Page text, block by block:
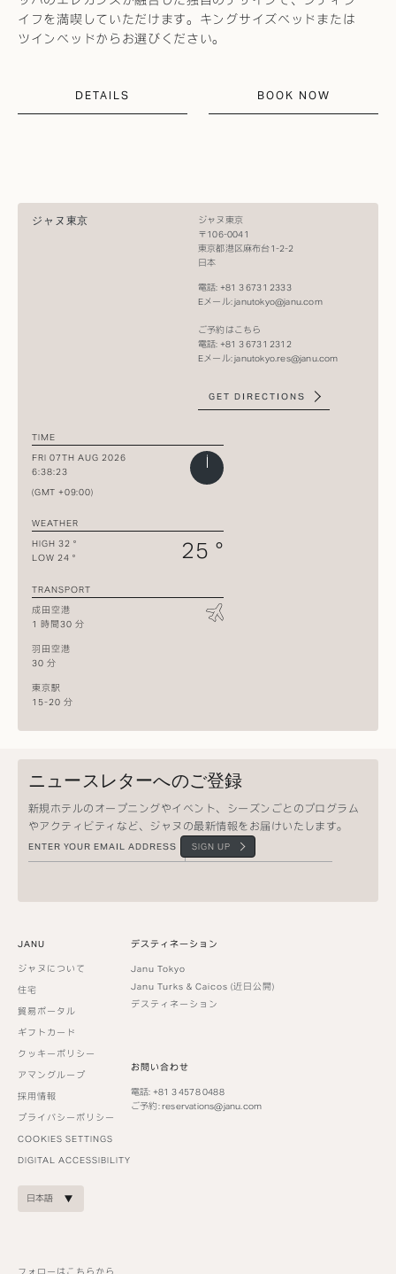
イフを満喫していただけます。キングサイズベッドまたは
ツインベッドからお選びください。
DETAILS BOOK NOW
ジャヌ東京
ジャヌ東京
〒106-0041
東京都港区麻布台1-2-2
日本
電話: +81 3 6731 2333​
Eメール:janutokyo@janu.com​
ご予約はこちら​
電話: +81 3 6731 2312​
Eメール:janutokyo.res@janu.com
GET DIRECTIONS
TIME
FRI 07TH AUG 2026
6:38:23
(GMT +09:00)
WEATHER
HIGH 32 °
LOW 24 °
25 °
TRANSPORT
成田空港
1 時間30 分
羽田空港
30 分
東京駅
15-20 分
ニュースレターへのご登録
新規ホテルのオープニングやイベント、シーズンごとのプログラム
やアクティビティなど、ジャヌの最新情報をお届けいたします。
SIGN UP
JANU
ジャヌについて
住宅
貿易ポータル
ギフトカード
クッキーポリシー
アマングループ
採用情報
プライバシーポリシー
COOKIES SETTINGS
DIGITAL ACCESSIBILITY
デスティネーション
Janu Tokyo
Janu Turks & Caicos (近日公開)
デスティネーション
お問い合わせ
電話: +81 3 4578 0488
ご予約:reservations@janu.com
日本語